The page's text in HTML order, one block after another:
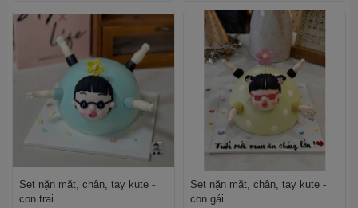
Set nặn mặt, chân, tay kute -
con trai.
Set nặn mặt, chân, tay kute -
con gái.